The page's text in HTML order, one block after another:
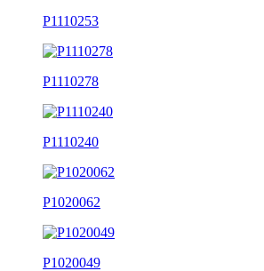
P1110253
P1110278
P1110240
P1020062
P1020049